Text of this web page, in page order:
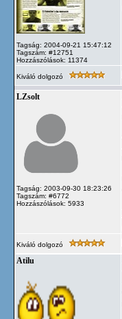
Tagság: 2004-09-21 15:47:12
Tagszám: #12751
Hozzászólások: 11374
Kiváló dolgozó
LZsolt
Tagság: 2003-09-30 18:23:26
Tagszám: #6772
Hozzászólások: 5933
Kiváló dolgozó
Atilu